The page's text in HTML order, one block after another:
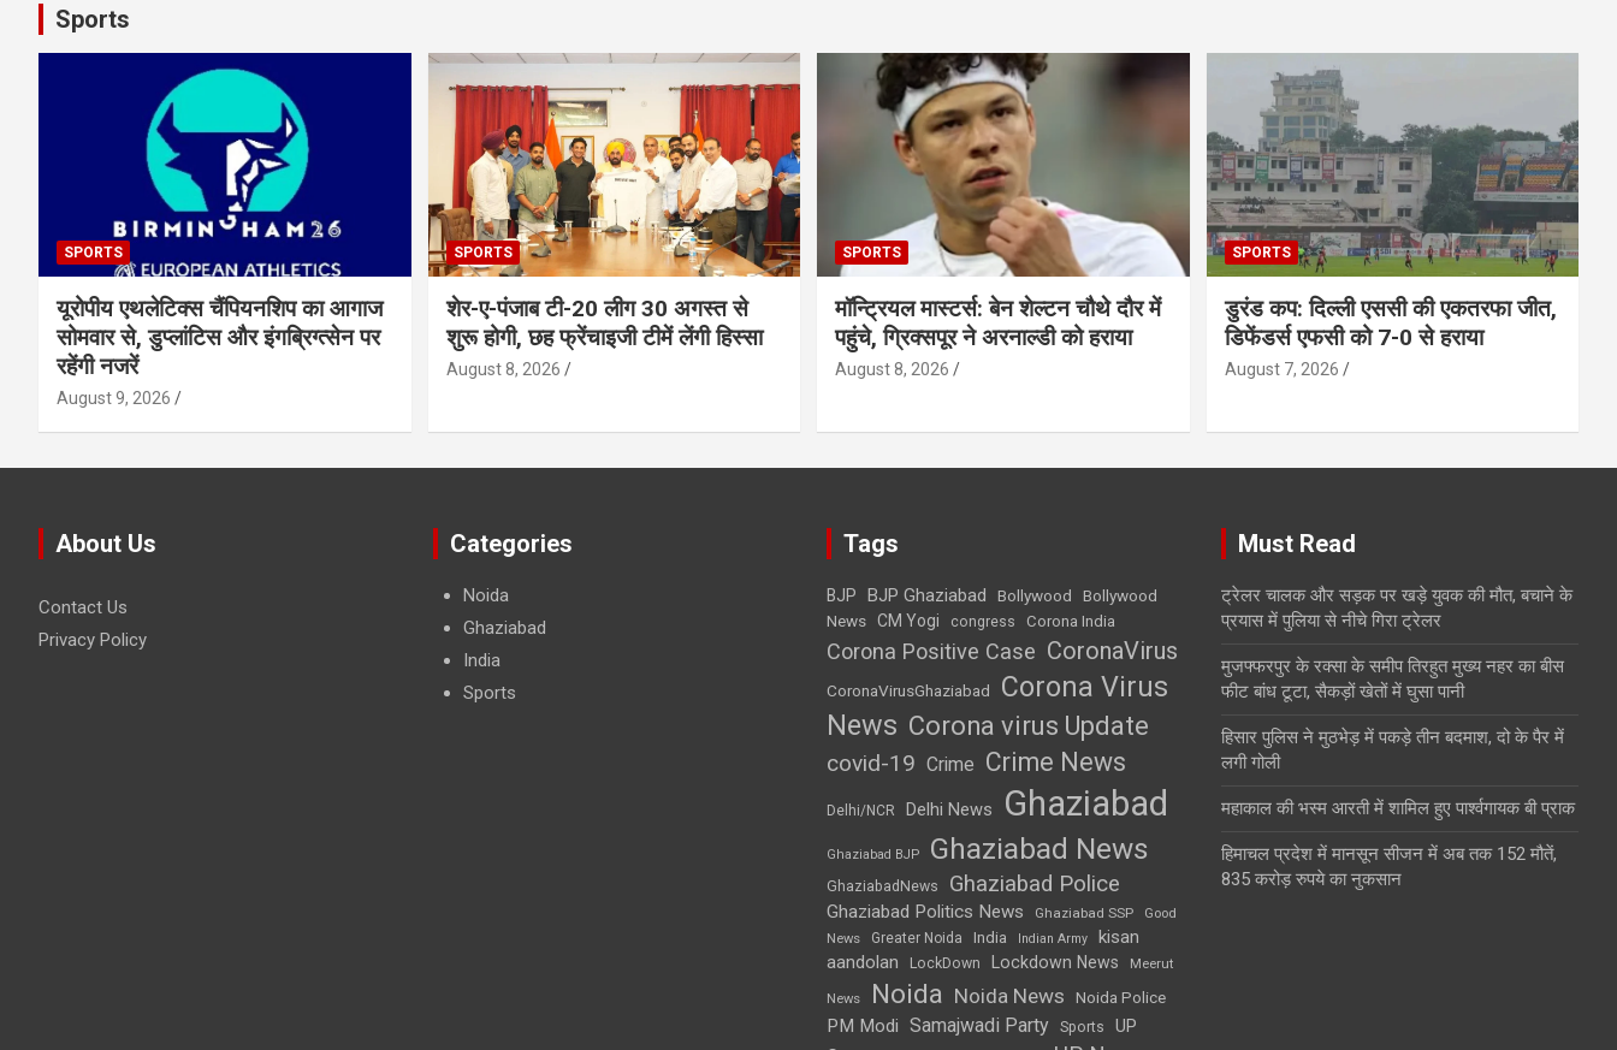
Sports
SPORTS
यूरोपीय एथलेटिक्स चैंपियनशिप का आगाज
सोमवार से, डुप्लांटिस और इंगब्रिग्त्सेन पर
रहेंगी नजरें
August 9, 2026
SPORTS
शेर-ए-पंजाब टी-20 लीग 30 अगस्त से
शुरू होगी, छह फ्रेंचाइजी टीमें लेंगी हिस्सा
August 8, 2026
SPORTS
मॉन्ट्रियल मास्टर्स: बेन शेल्टन चौथे दौर में
पहुंचे, ग्रिक्सपूर ने अरनाल्डी को हराया
August 8, 2026
SPORTS
डुरंड कप: दिल्ली एससी की एकतरफा जीत,
डिफेंडर्स एफसी को 7-0 से हराया
August 7, 2026
About Us
Contact Us
Privacy Policy
Categories
Noida
Ghaziabad
India
Sports
Tags
BJP BJP Ghaziabad Bollywood
Bollywood
News CM Yogi congress Corona India
Corona Positive Case CoronaVirus
CoronaVirusGhaziabad
Corona Virus
News Corona virus Update
covid-19 Crime Crime News
Delhi/NCR Delhi News Ghaziabad
Ghaziabad BJP Ghaziabad News
GhaziabadNews Ghaziabad Police
Ghaziabad Politics News Ghaziabad SSP
Good
News
Greater Noida India Indian Army
kisan
aandolan
LockDown Lockdown News Meerut
News Noida Noida News Noida Police
PM Modi Samajwadi Party Sports
UP
Must Read
ट्रेलर चालक और सड़क पर खड़े युवक की मौत, बचाने के
प्रयास में पुलिया से नीचे गिरा ट्रेलर
मुजफ्फरपुर के रक्सा के समीप तिरहुत मुख्य नहर का बीस
फीट बांध टूटा, सैकड़ों खेतों में घुसा पानी
हिसार पुलिस ने मुठभेड़ में पकड़े तीन बदमाश, दो के पैर में
लगी गोली
महाकाल की भस्म आरती में शामिल हुए पार्श्वगायक बी प्राक
हिमाचल प्रदेश में मानसून सीजन में अब तक 152 मौतें,
835 करोड़ रुपये का नुकसान